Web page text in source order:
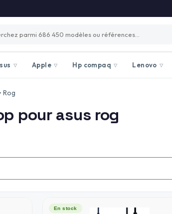
▽ Apple ▽ Hp compaq ▽ Lenovo ▽
Rog
pour asus rog
En stock